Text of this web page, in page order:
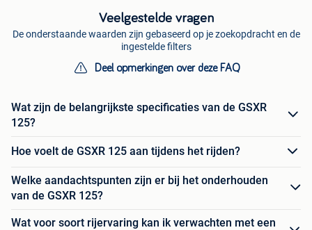
Veelgestelde vragen
De onderstaande waarden zijn gebaseerd op je zoekopdracht en de
ingestelde filters
Deel opmerkingen over deze FAQ
Wat zijn de belangrijkste specificaties van de GSXR
125?
Hoe voelt de GSXR 125 aan tijdens het rijden?
Welke aandachtspunten zijn er bij het onderhouden
van de GSXR 125?
Wat voor soort rijervaring kan ik verwachten met een